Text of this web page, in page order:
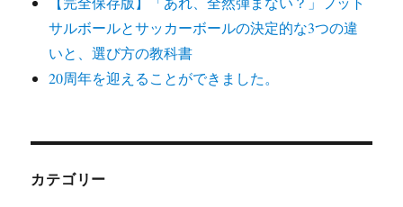
サルボールとサッカーボールの決定的な3つの違
いと、選び方の教科書
20周年を迎えることができました。
カテゴリー